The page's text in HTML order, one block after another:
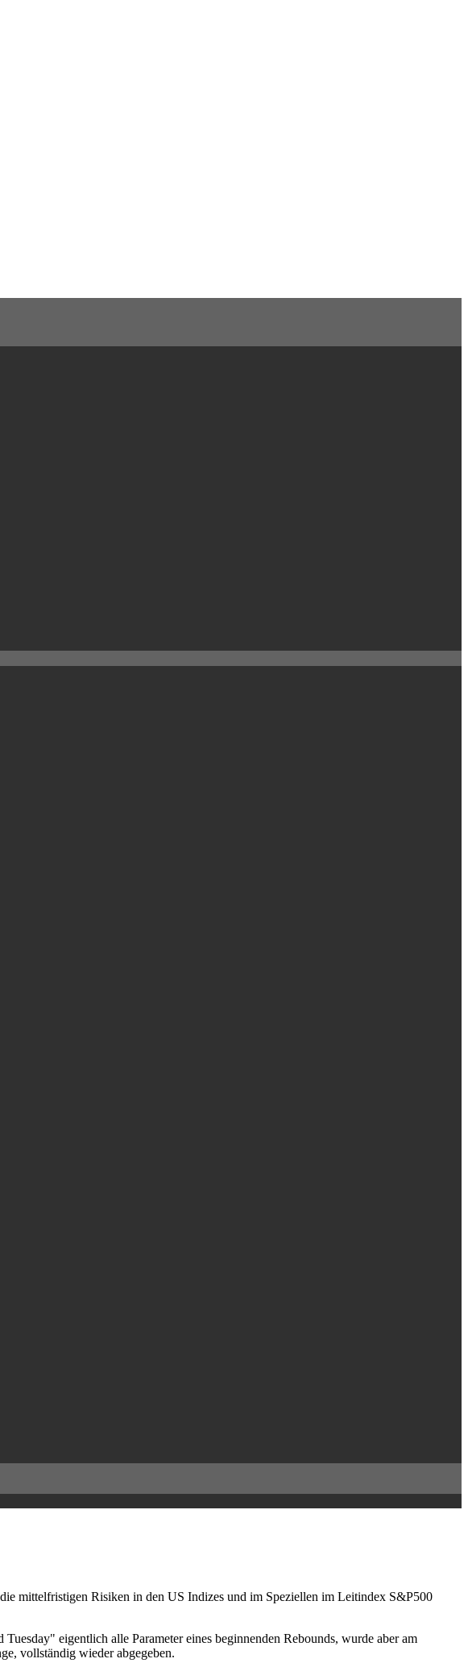
mittelfristigen Risiken in den US Indizes und im Speziellen im Leitindex S&P500
eigentlich alle Parameter eines beginnenden Rebounds, wurde aber am
vollständig wieder abgegeben.